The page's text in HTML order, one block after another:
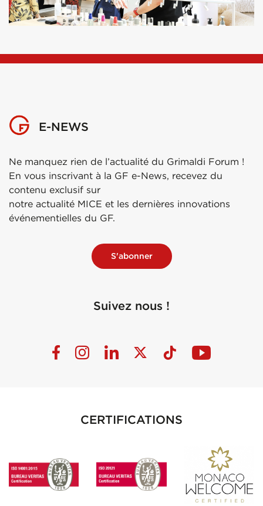
E-NEWS
Ne manquez rien de l’actualité du Grimaldi Forum !
En vous inscrivant à la GF e-News, recevez du
contenu exclusif sur
notre actualité MICE et les dernières innovations
événementielles du GF.
S'abonner
Suivez nous !
CERTIFICATIONS